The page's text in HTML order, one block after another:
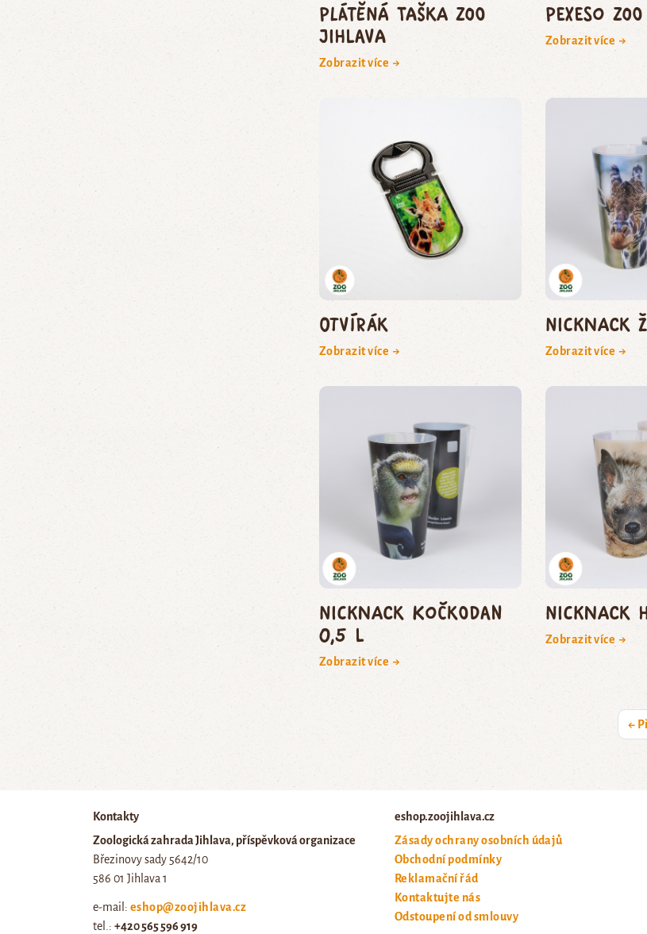
Plátěná taška Zoo
Jihlava
Zobrazit více →
Pexeso
Zobrazit více →
Otvírák
Zobrazit více →
NickNack
Zobrazit více →
NickNack kočkodan
0,5 l
Zobrazit více →
NickNack
Zobrazit více →
←
Kontakty
Zoologická zahrada Jihlava, příspěvková organizace
Březinovy sady 5642/10
586 01 Jihlava 1
e-mail: eshop@zoojihlava.cz
tel.: +420 565 596 919
eshop.zoojihlava.cz
Zásady ochrany osobních údajů
Obchodní podmínky
Reklamační řád
Kontaktujte nás
Odstoupení od smlouvy